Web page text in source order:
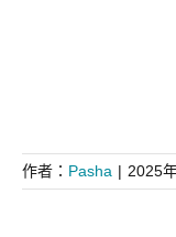
作者： Pasha | 2025